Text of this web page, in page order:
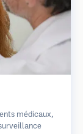
médicaux,